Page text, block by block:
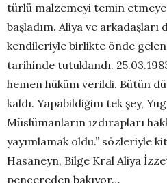
türlü malzemeyi temin
başladım. Aliya ve
kendileriyle birlikte önde gelen
tarihinde tutuklandı.
hemen hüküm verildi. Bütün
kaldı. Yapabildiğim tek şey,
Müslümanların ızdırapları
yayımlamak oldu.” sözleriyle
Hasaneyn, Bilge Kral Aliya
pencereden bakıyor…